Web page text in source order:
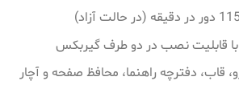
با قابلیت نصب در دو طرف گیربکس
قاب، دفترچه راهنما، محافظ صفحه و آچار